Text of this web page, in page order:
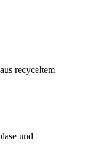
recyceltem
und